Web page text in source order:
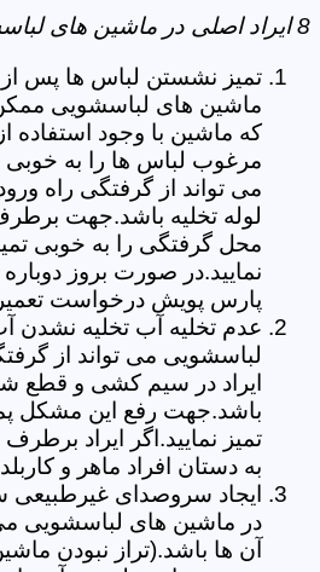
8 ایراد اصلی در ماشین های لباسشویی
تمیز نشستن لباس ها پس از
ماشین های لباسشویی
که ماشین با وجود
مرغوب لباس ها را به
می تواند از گرفتگی راه
لوله تخلیه باشد.جهت
محل گرفتگی را به خوبی
نمایید.در صورت بروز
پارس پویش درخواست
عدم تخلیه آب تخلیه نشدن
لباسشویی می تواند از
ایراد در سیم کشی و قطع
باشد.جهت رفع این مشکل
تمیز نمایید.اگر ایراد برطرف
به دستان افراد ماهر و
ایجاد سروصدای
در ماشین های لباسشویی می
آن ها باشد.(تراز نبودن